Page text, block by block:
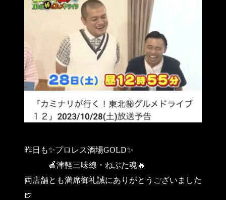
昨日も✨プロレス酒場GOLD✨
🍎津軽三味線・ねぶた魂🔥
両店舗とも満席御礼誠にありがとうございました
🍺